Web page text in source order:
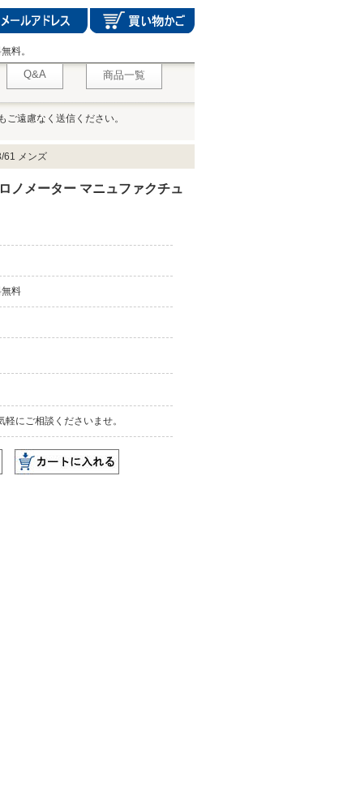
料。
Q&A 商品一覧
遠慮なく送信ください。
61 メンズ
ノメーター マニュファクチュ
料
にご相談くださいませ。